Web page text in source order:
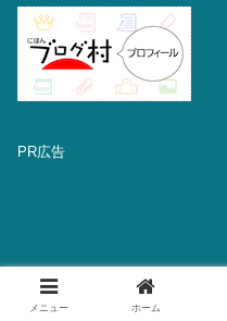
PR広告
メニュー ホーム